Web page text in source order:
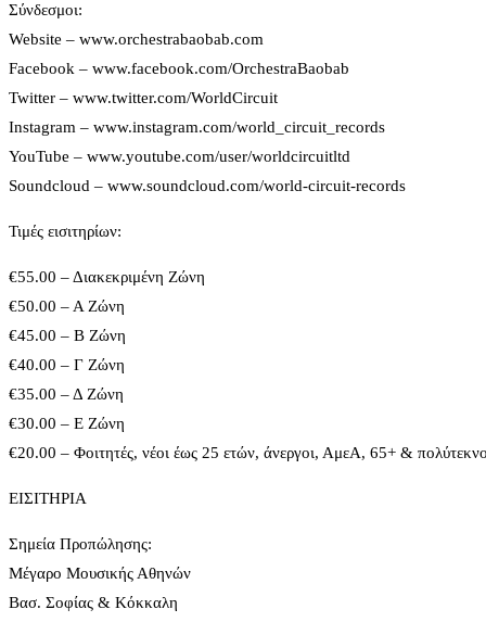
Σύνδεσμοι:
Website – www.orchestrabaobab.com
Facebook – www.facebook.com/OrchestraBaobab
Twitter – www.twitter.com/WorldCircuit
Instagram – www.instagram.com/world_circuit_records
YouTube – www.youtube.com/user/worldcircuitltd
Soundcloud – www.soundcloud.com/world-circuit-records
Τιμές εισιτηρίων:
€55.00 – Διακεκριμένη Ζώνη
€50.00 – Α Ζώνη
€45.00 – Β Ζώνη
€40.00 – Γ Ζώνη
€35.00 – Δ Ζώνη
€30.00 – Ε Ζώνη
€20.00 – Φοιτητές, νέοι έως 25 ετών, άνεργοι, ΑμεΑ, 65+ &
ΕΙΣΙΤΗΡΙΑ
Σημεία Προπώλησης:
Μέγαρο Μουσικής Αθηνών
Βασ. Σοφίας & Κόκκαλη